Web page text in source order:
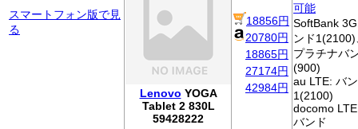
スマートフォン版で見
る
Lenovo YOGA
Tablet 2 830L
59428222
可能
SoftBank
ンド1(2100)
プラチナバ
(900)
au LTE: バ
1(2100)
docomo
バンド
18856円
20780円
18865円
27174円
42984円